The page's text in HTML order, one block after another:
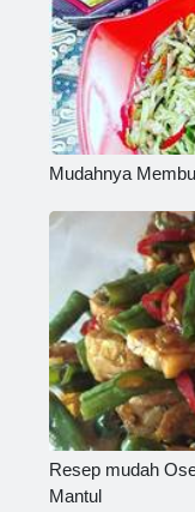
Mudahnya
Resep mudah
Mantul